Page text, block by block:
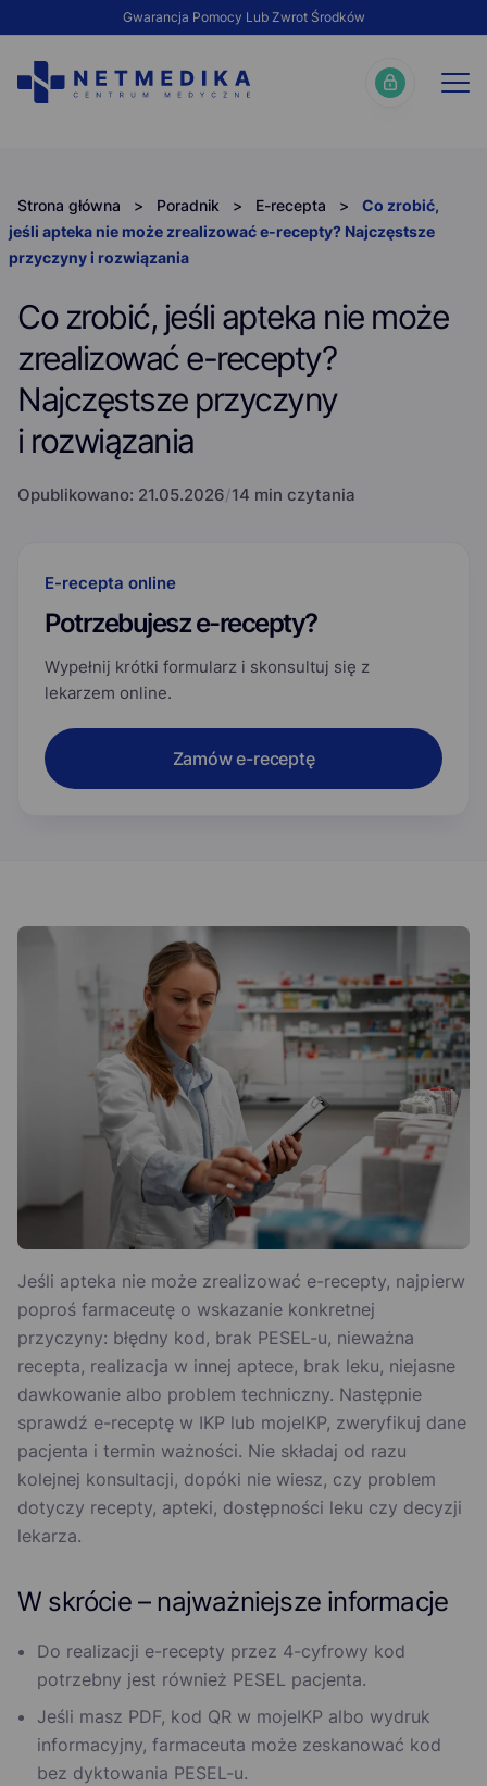
Gwarancja Pomocy Lub Zwrot Środków
Strona główna > Poradnik > E-recepta >
Co zrobić,
jeśli apteka nie może zrealizować e-recepty? Najczęstsze
przyczyny i rozwiązania
Co zrobić, jeśli apteka nie może
zrealizować e-recepty?
Najczęstsze przyczyny
i rozwiązania
Opublikowano: 21.05.2026/14 min czytania
E-recepta online
Potrzebujesz e-recepty?
Wypełnij krótki formularz i skonsultuj się z
lekarzem online.
Zamów e-receptę
Jeśli apteka nie może zrealizować e-recepty, najpierw
poproś farmaceutę o wskazanie konkretnej
przyczyny: błędny kod, brak PESEL-u, nieważna
recepta, realizacja w innej aptece, brak leku, niejasne
dawkowanie albo problem techniczny. Następnie
sprawdź e-receptę w IKP lub mojeIKP, zweryfikuj dane
pacjenta i termin ważności. Nie składaj od razu
kolejnej konsultacji, dopóki nie wiesz, czy problem
dotyczy recepty, apteki, dostępności leku czy decyzji
lekarza.
W skrócie – najważniejsze informacje
Do realizacji e-recepty przez 4-cyfrowy kod
potrzebny jest również PESEL pacjenta.
Jeśli masz PDF, kod QR w mojeIKP albo wydruk
informacyjny, farmaceuta może zeskanować kod
bez dyktowania PESEL-u.